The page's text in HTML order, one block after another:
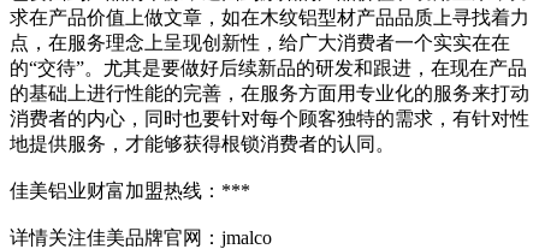
求在产品价值上做文章，如在木纹铝型材产品品质上寻找着力
点，在服务理念上呈现创新性，给广大消费者一个实实在在
的“交待”。尤其是要做好后续新品的研发和跟进，在现在产品
的基础上进行性能的完善，在服务方面用专业化的服务来打动
消费者的内心，同时也要针对每个顾客独特的需求，有针对性
地提供服务，才能够获得根锁消费者的认同。
佳美铝业财富加盟热线：***
详情关注佳美品牌官网：jmalco